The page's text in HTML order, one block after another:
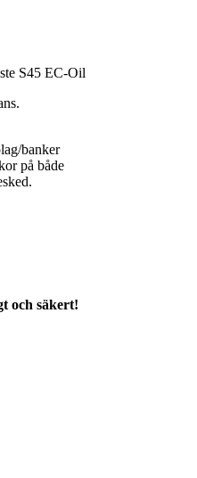
S45 EC-Oil
banker
på både
och säkert!